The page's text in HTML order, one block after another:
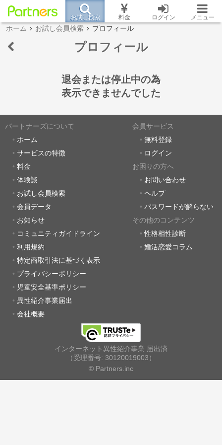
お試し検索 料金 ログイン メニュー
ホーム お試し会員検索 プロフィール
プロフィール
退会または停止中の為
表示できませんでした
パートナーズについて
ホーム
サービスの特徴
料金
体験談
お試し会員検索
会員データ
お知らせ
コミュニティガイドライン
利用規約
特定商取引法に基づく表示
プライバシーポリシー
児童安全基準ポリシー
異性紹介事業届出
会社概要
会員サービス
無料登録
ログイン
お困りの方へ
お問い合わせ
ヘルプ
パスワードが解らない
その他のコンテンツ
性格相性診断
婚活恋愛コラム
インターネット異性紹介事業 届出済
（受理番号: 30120019003）
© Partners.inc